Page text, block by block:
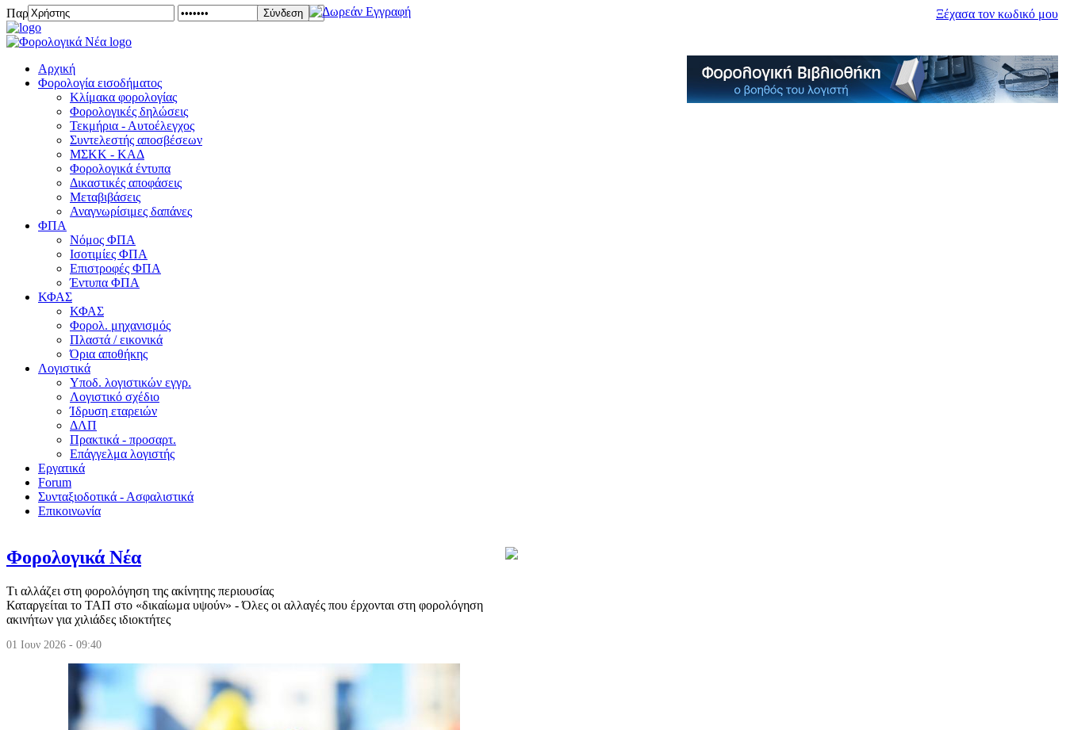
Παρασκευή 07 Αυγούστου 2026
Αρχική
Φορολογία εισοδήματος
Κλίμακα φορολογίας
Φορολογικές δηλώσεις
Τεκμήρια - Αυτοέλεγχος
Συντελεστής αποσβέσεων
ΜΣKΚ - ΚΑΔ
Φορολογικά έντυπα
Δικαστικές αποφάσεις
Μεταβιβάσεις
Αναγνωρίσιμες δαπάνες
ΦΠΑ
Νόμος ΦΠΑ
Ισοτιμίες ΦΠΑ
Επιστροφές ΦΠΑ
Έντυπα ΦΠΑ
ΚΦΑΣ
ΚΦΑΣ
Φορολ. μηχανισμός
Πλαστά / εικονικά
Όρια αποθήκης
Λογιστικά
Υποδ. λογιστικών εγγρ.
Λογιστικό σχέδιο
Ίδρυση εταρειών
ΔΛΠ
Πρακτικά - προσαρτ.
Επάγγελμα λογιστής
Εργατικά
Forum
Συνταξιοδοτικά - Ασφαλιστικά
Επικοινωνία
Σύνδεση Ξέχασα τον κωδικό μου
Φορολογικά Νέα
Tι αλλάζει στη φορολόγηση της ακίνητης περιουσίας
Καταργείται το ΤΑΠ στο «δικαίωμα υψούν» - Όλες οι αλλαγές που έρχονται στη φορολόγηση
ακινήτων για χιλιάδες ιδιοκτήτες
01 Ιουν 2026 - 09:40